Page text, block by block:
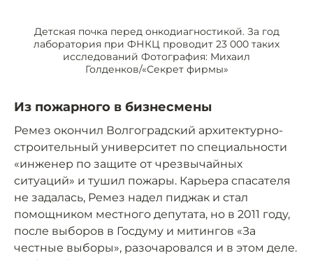
Детская почка перед онкодиагностикой. За год
лаборатория при ФНКЦ проводит 23 000 таких
исследований Фотография: Михаил
Голденков/«Секрет фирмы»
Из пожарного в бизнесмены
Ремез окончил Волгоградский архитектурно-
строительный университет по специальности
«инженер по защите от чрезвычайных
ситуаций» и тушил пожары. Карьера спасателя
не задалась, Ремез надел пиджак и стал
помощником местного депутата, но в 2011 году,
после выборов в Госдуму и митингов «За
честные выборы», разочаровался и в этом деле.